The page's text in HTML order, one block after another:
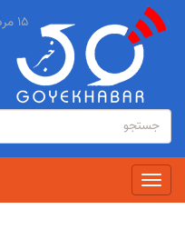
فرم
جستجو
جستجو
Toggle
navigation
۱۵ مرداد ۱۴۰۵ :: ۶ اوت ۲۰۲۶ :: ۲۳ صفر ۱۴۴۸